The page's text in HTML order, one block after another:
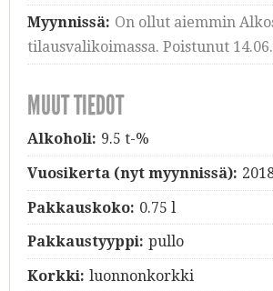
Myynnissä: On ollut aiemmin
tilausvalikoimassa. Poistunut
MUUT TIEDOT
Alkoholi: 9.5 t-%
Vuosikerta (nyt myynnissä):
Pakkauskoko: 0.75 l
Pakkaustyyppi: pullo
Korkki: luonnonkorkki